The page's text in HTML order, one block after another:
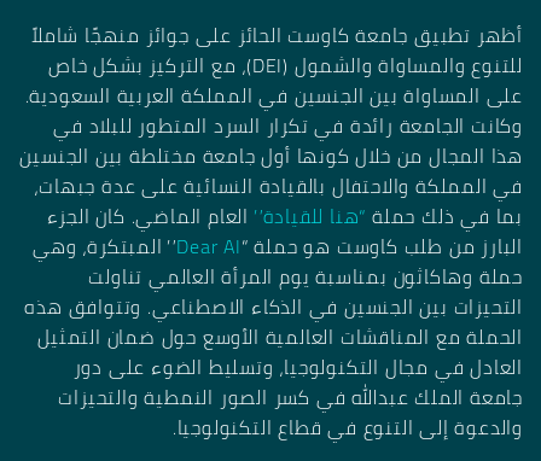
أظهر تطبيق جامعة كاوست الحائز على جوائز منهجًا شاملاً
للتنوع والمساواة والشمول (DEI)، مع التركيز بشكل خاص
على المساواة بين الجنسين في المملكة العربية السعودية.
وكانت الجامعة رائدة في تكرار السرد المتطور للبلاد في
هذا المجال من خلال كونها أول جامعة مختلطة بين الجنسين
في المملكة والاحتفال بالقيادة النسائية على عدة جبهات،
بما في ذلك حملة “هنا للقيادة” العام الماضي. كان الجزء
البارز من طلب كاوست هو حملة “Dear AI” المبتكرة، وهي
حملة وهاكاثون بمناسبة يوم المرأة العالمي تناولت
التحيزات بين الجنسين في الذكاء الاصطناعي. وتتوافق هذه
الحملة مع المناقشات العالمية الأوسع حول ضمان التمثيل
العادل في مجال التكنولوجيا، وتسليط الضوء على دور
جامعة الملك عبدالله في كسر الصور النمطية والتحيزات
والدعوة إلى التنوع في قطاع التكنولوجيا.